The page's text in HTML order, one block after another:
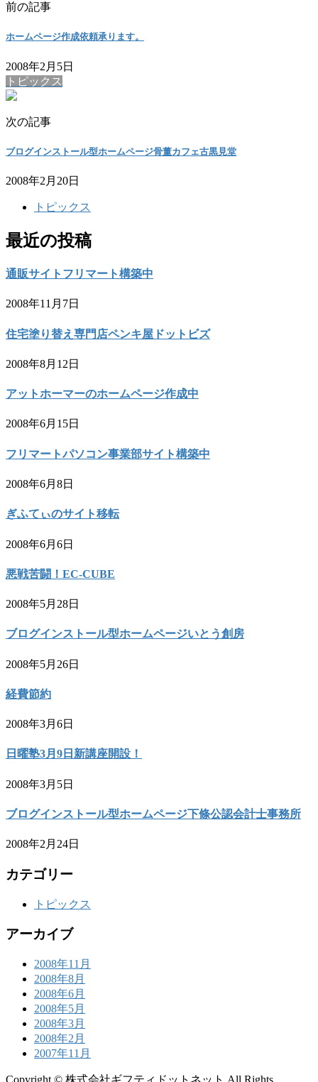
前の記事
ホームページ作成依頼承ります。
2008年2月5日
トピックス
次の記事
ブログインストール型ホームページ骨董カフェ古黒見堂
2008年2月20日
トピックス
最近の投稿
通販サイトフリマート構築中
2008年11月7日
住宅塗り替え専門店ペンキ屋ドットビズ
2008年8月12日
アットホーマーのホームページ作成中
2008年6月15日
フリマートパソコン事業部サイト構築中
2008年6月8日
ぎふてぃのサイト移転
2008年6月6日
悪戦苦闘！EC-CUBE
2008年5月28日
ブログインストール型ホームページいとう創房
2008年5月26日
経費節約
2008年3月6日
日曜塾3月9日新講座開設！
2008年3月5日
ブログインストール型ホームページ下條公認会計士事務所
2008年2月24日
カテゴリー
トピックス
アーカイブ
2008年11月
2008年8月
2008年6月
2008年5月
2008年3月
2008年2月
2007年11月
Copyright © 株式会社ギフティドットネット All Rights